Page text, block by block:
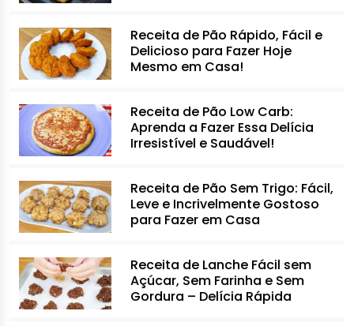
Receita de Pão Rápido, Fácil e
Delicioso para Fazer Hoje
Mesmo em Casa!
Receita de Pão Low Carb:
Aprenda a Fazer Essa Delícia
Irresistível e Saudável!
Receita de Pão Sem Trigo: Fácil,
Leve e Incrivelmente Gostoso
para Fazer em Casa
Receita de Lanche Fácil sem
Açúcar, Sem Farinha e Sem
Gordura – Delícia Rápida